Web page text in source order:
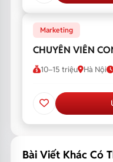
Marketing
CHUYÊN VIÊN
10–15 triệu Hà Nội
Bài Viết Khác Có